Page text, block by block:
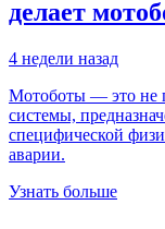
делает
4 недели назад
Мотоботы — это не
системы,
специфической
аварии.
Узнать больше